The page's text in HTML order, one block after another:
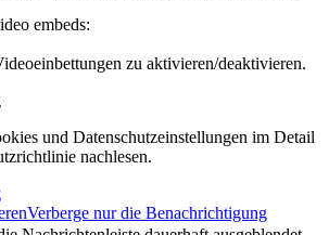
embeds:
zu aktivieren/deaktivieren.
und Datenschutzeinstellungen im Detail
nachlesen.
Verberge nur die Benachrichtigung